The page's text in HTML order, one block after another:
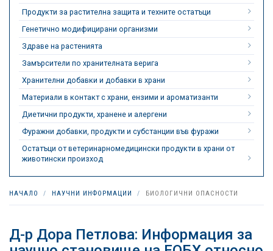
Продукти за растителна защита и техните остатъци
Генетично модифицирани организми
Здраве на растенията
Замърсители по хранителната верига
Хранителни добавки и добавки в храни
Материали в контакт с храни, ензими и ароматизанти
Диетични продукти, хранене и алергени
Фуражни добавки, продукти и субстанции във фуражи
Остатъци от ветеринарномедицински продукти в храни от
животински произход
НАЧАЛО НАУЧНИ ИНФОРМАЦИИ БИОЛОГИЧНИ ОПАСНОСТИ
Д-р Дора Петлова: Информация за